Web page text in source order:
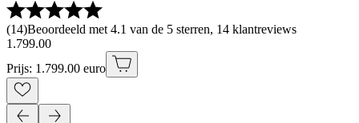
(14)Beoordeeld met 4.1 van de 5 sterren, 14 klantreviews
1 .799.00
Prijs: 1.799.00 euro